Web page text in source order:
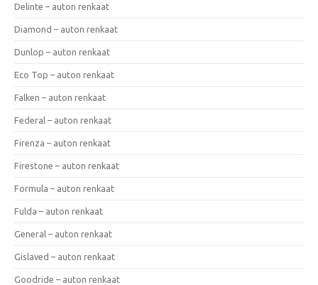
Delinte – auton renkaat
Diamond – auton renkaat
Dunlop – auton renkaat
Eco Top – auton renkaat
Falken – auton renkaat
Federal – auton renkaat
Firenza – auton renkaat
Firestone – auton renkaat
Formula – auton renkaat
Fulda – auton renkaat
General – auton renkaat
Gislaved – auton renkaat
Goodride – auton renkaat